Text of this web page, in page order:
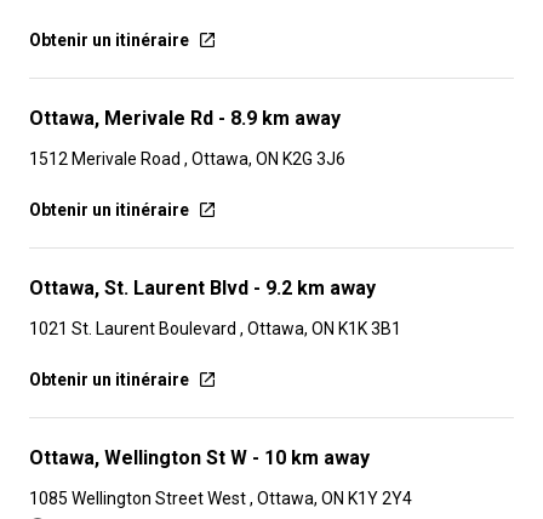
Obtenir un itinéraire
Ottawa, Merivale Rd - 8.9 km away
1512 Merivale Road , Ottawa, ON K2G 3J6
Obtenir un itinéraire
Ottawa, St. Laurent Blvd - 9.2 km away
1021 St. Laurent Boulevard , Ottawa, ON K1K 3B1
Obtenir un itinéraire
Ottawa, Wellington St W - 10 km away
1085 Wellington Street West , Ottawa, ON K1Y 2Y4